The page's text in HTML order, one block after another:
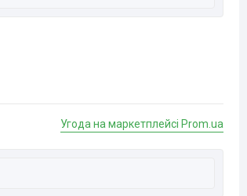
Угода на маркетплейсі Prom.ua